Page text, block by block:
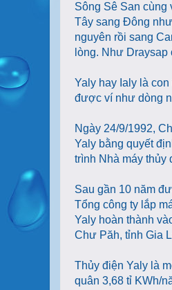
Sông Sê San
Tây sang Đông
nguyên rồi sang
lòng. Như
Yaly hay Ialy là
được ví như dòng
Ngày 24/9/1992,
Yaly bằng quyết
trình Nhà máy thủy
Sau gần 10 năm
Tổng công ty lắp
Yaly hoàn thành
Chư Păh, tỉnh Gia
Thủy điện Yaly là
quân 3,68 tỉ KWh/